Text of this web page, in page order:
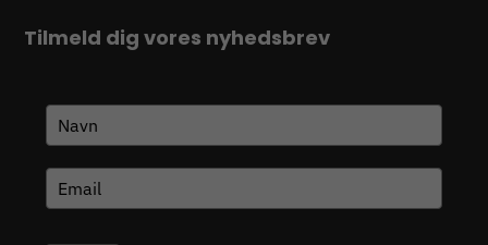
Tilmeld dig vores nyhedsbrev